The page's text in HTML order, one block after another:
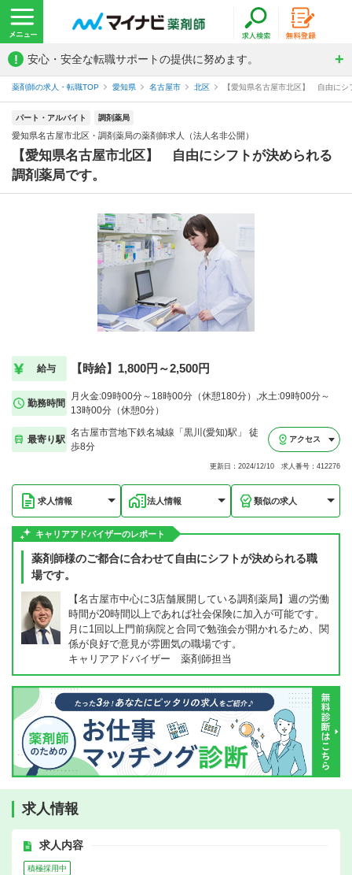
! 安心・安全な転職サポートの提供に努めます。
薬剤師の求人・転職TOP 愛知県 名古屋市 北区 【愛知県名古屋市北区】 自由に
パート・アルバイト 調剤薬局
愛知県名古屋市北区・調剤薬局の薬剤師求人（法人名非公開）
【愛知県名古屋市北区】 自由にシフトが決められる
調剤薬局です。
給与 【時給】1,800円～2,500円
勤務時間
月火金:09時00分～18時00分（休憩180分）,水土:09時00分～
13時00分（休憩0分）
最寄り駅
名古屋市営地下鉄名城線「黒川(愛知)駅」 徒
歩8分
アクセス
更新日：2024/12/10 求人番号：412276
求人情報 法人情報 類似の求人
キャリアアドバイザーのレポート
薬剤師様のご都合に合わせて自由にシフトが決められる職
場です。
【名古屋市中心に3店舗展開している調剤薬局】週の労働
時間が20時間以上であれば社会保険に加入が可能です。
月に1回以上門前病院と合同で勉強会が開かれるため、関
係が良好で意見が雰囲気の職場です。
キャリアアドバイザー 薬剤師担当
求人情報
求人内容
積極採用中